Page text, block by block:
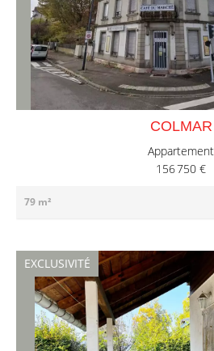
COLMAR
Appartement
156 750 €
79 m²
EXCLUSIVITÉ